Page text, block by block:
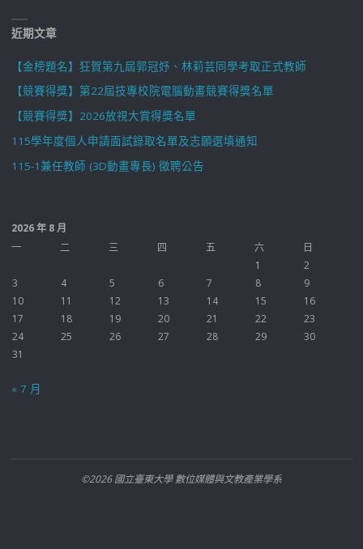
近期文章
【金榜題名】狂賀第九屆郭冠妤、林莉芸同學考取正式教師
【競賽得獎】第22屆技專校院電腦動畫競賽得獎名單
【競賽得獎】2026放視大賞得獎名單
115學年度個人申請面試錄取名單及志願選填通知
115-1兼任教師 (3D動畫專長) 徵聘公告
2026 年 8 月
一
二 三 四 五 六
日
1
2
3
4 5 6 7 8
9
10
11 12 13 14 15
16
17
18 19 20 21 22
23
24
25 26 27 28 29
30
31
« 7 月
©2026 國立臺東大學 數位媒體與文教產業學系